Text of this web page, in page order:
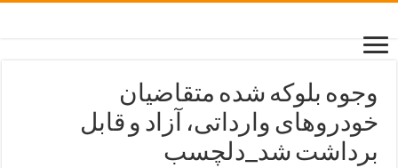
وجوه بلوکه شده متقاضیان
خودروهای وارداتی، آزاد و قابل‌
برداشت شد_دلچسب